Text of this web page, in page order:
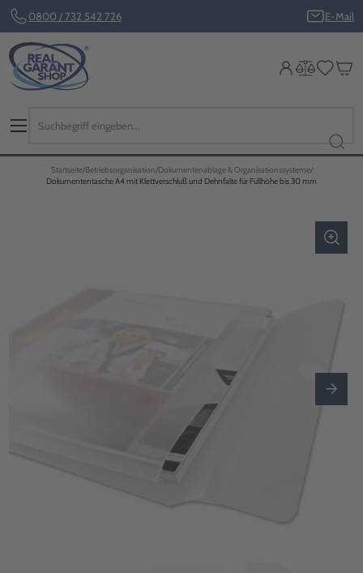
0800 / 732 542 726 E-Mail
Startseite Betriebsorganisation Dokumentenablage & Organisationssysteme
Dokumententasche A4 mit Klettverschluß und Dehnfalte für Füllhöhe bis 30 mm